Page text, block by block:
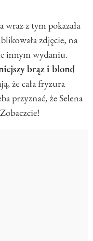
wraz z tym pokazała
zdjęcie, na
innym wydaniu.
brąz i blond
że cała fryzura
przyznać, że Selena